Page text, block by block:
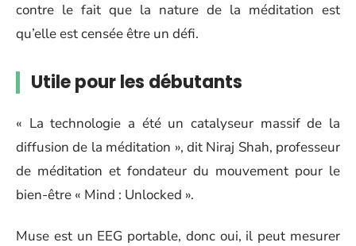
contre le fait que la nature de la méditation est
qu’elle est censée être un défi.
Utile pour les débutants
« La technologie a été un catalyseur massif de la
diffusion de la méditation », dit Niraj Shah, professeur
de méditation et fondateur du mouvement pour le
bien-être « Mind : Unlocked ».
Muse est un EEG portable, donc oui, il peut mesurer